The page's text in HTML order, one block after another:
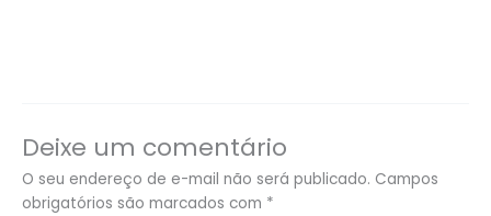
Deixe um comentário
O seu endereço de e-mail não será publicado. Campos
obrigatórios são marcados com *